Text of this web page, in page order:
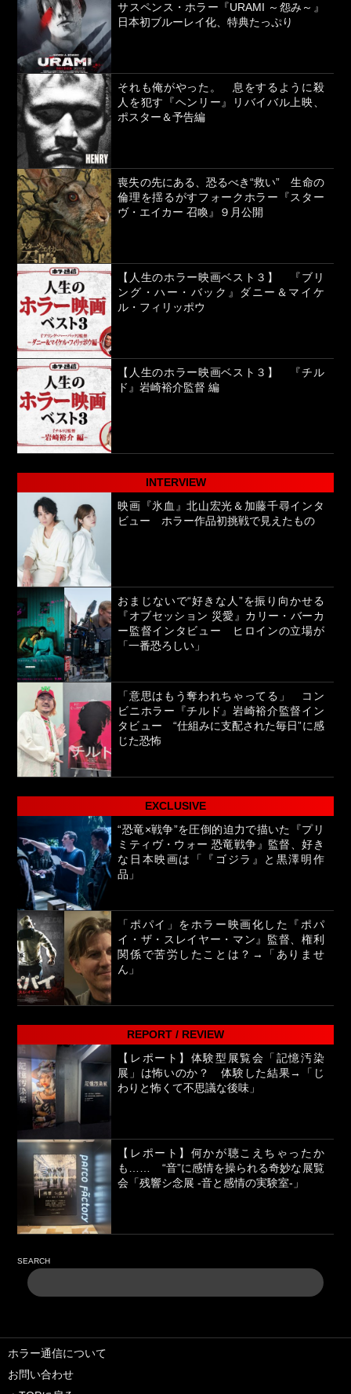
サスペンス・ホラー『URAMI ～怨み～』
日本初ブルーレイ化、特典たっぷり
それも俺がやった。 息をするように殺
人を犯す『ヘンリー』リバイバル上映、
ポスター＆予告編
喪失の先にある、恐るべき“救い” 生命の
倫理を揺るがすフォークホラー『スター
ヴ・エイカー 召喚』９月公開
【人生のホラー映画ベスト３】 『ブリ
ング・ハー・バック』ダニー＆マイケ
ル・フィリッポウ
【人生のホラー映画ベスト３】 『チル
ド』岩崎裕介監督 編
INTERVIEW
映画『氷血』北山宏光＆加藤千尋インタ
ビュー ホラー作品初挑戦で見えたもの
おまじないで“好きな人”を振り向かせる
『オブセッション 災愛』カリー・バーカ
ー監督インタビュー ヒロインの立場が
「一番恐ろしい」
「意思はもう奪われちゃってる」 コン
ビニホラー『チルド』岩崎裕介監督イン
タビュー “仕組みに支配された毎日”に感
じた恐怖
EXCLUSIVE
“恐竜×戦争”を圧倒的迫力で描いた『プリ
ミティヴ・ウォー 恐竜戦争』監督、好き
な日本映画は「『ゴジラ』と黒澤明作
品」
「ポパイ」をホラー映画化した『ポパ
イ・ザ・スレイヤー・マン』監督、権利
関係で苦労したことは？→「ありませ
ん」
REPORT / REVIEW
【レポート】体験型展覧会「記憶汚染
展」は怖いのか？ 体験した結果→「じ
わりと怖くて不思議な後味」
【レポート】何かが聴こえちゃったか
も…… “音”に感情を操られる奇妙な展覧
会「残響シ念展 -⾳と感情の実験室-」
SEARCH
ホラー通信について
お問い合わせ